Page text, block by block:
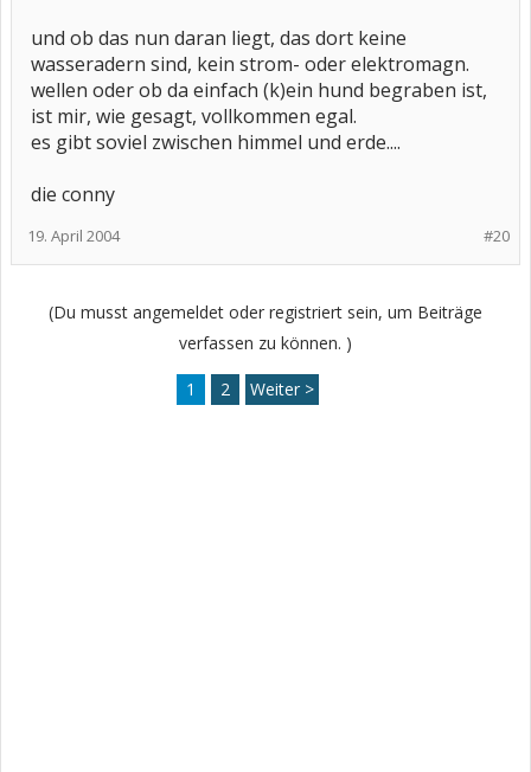
und ob das nun daran liegt, das dort keine
wasseradern sind, kein strom- oder elektromagn.
wellen oder ob da einfach (k)ein hund begraben ist,
ist mir, wie gesagt, vollkommen egal.
es gibt soviel zwischen himmel und erde....
die conny
#20
19. April 2004
(Du musst angemeldet oder registriert sein, um Beiträge
verfassen zu können. )
1 2 Weiter >